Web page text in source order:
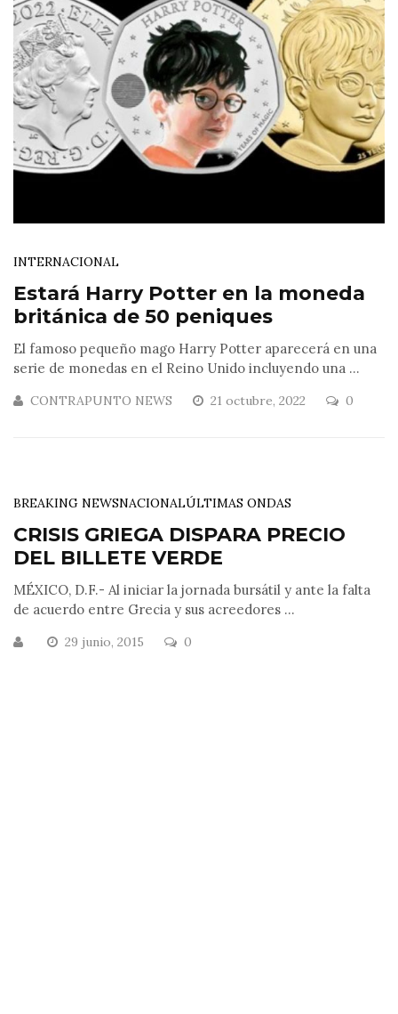
INTERNACIONAL
Estará Harry Potter en la moneda
británica de 50 peniques
El famoso pequeño mago Harry Potter aparecerá en una
serie de monedas en el Reino Unido incluyendo una ...
CONTRAPUNTO NEWS 21 octubre, 2022 0
BREAKING NEWSNACIONALÚLTIMAS ONDAS
CRISIS GRIEGA DISPARA PRECIO
DEL BILLETE VERDE
MÉXICO, D.F.- Al iniciar la jornada bursátil y ante la falta
de acuerdo entre Grecia y sus acreedores ...
29 junio, 2015 0